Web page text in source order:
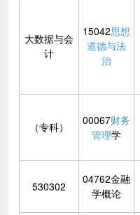
大数据与会
计
15042思想
道德与法
治
（专科） 00067财务
管理学
530302
04762金融
学概论